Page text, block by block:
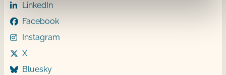
LinkedIn
Facebook
Instagram
X
Bluesky